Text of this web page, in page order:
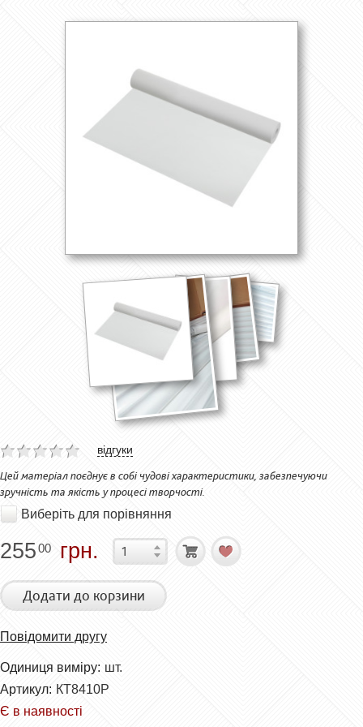
відгуки
Цей матеріал поєднує в собі чудові характеристики, забезпечуючи
зручність та якість у процесі творчості.
Виберіть для порівняння
25500 грн.
Додати до корзини
Повідомити другу
Одиниця виміру: шт.
Артикул: КТ8410Р
Є в наявності